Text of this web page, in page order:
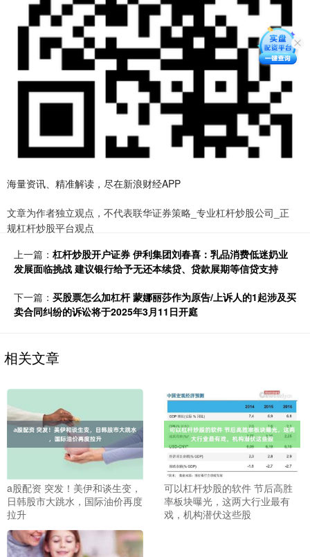
海量资讯、精准解读，尽在新浪财经APP
文章为作者独立观点，不代表联华证券策略_专业杠杆炒股公司_正
规杠杆炒股平台观点
上一篇： 杠杆炒股开户证券 伊利集团刘春喜：乳品消费低迷奶业
发展面临挑战 建议银行给予无还本续贷、贷款展期等信贷支持
下一篇： 买股票怎么加杠杆 蒙娜丽莎作为原告/上诉人的1起涉及买
卖合同纠纷的诉讼将于2025年3月11日开庭
相关文章
a股配资 突发！美伊和谈生变，
日韩股市大跳水，国际油价再度
拉升
可以杠杆炒股的软件 节后高胜
率板块曝光，这两大行业最有
戏，机构潜伏这些股